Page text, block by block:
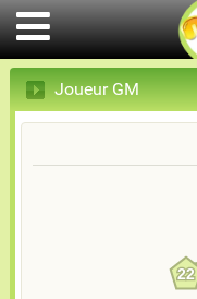
Joueur GM
22